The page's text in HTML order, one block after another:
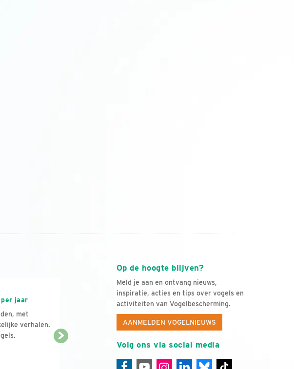
Op de hoogte blijven?
Meld je aan en ontvang nieuws,
inspiratie, acties en tips over vogels en
activiteiten van Vogelbescherming.
AANMELDEN VOGELNIEUWS
Volg ons via social media
jaar
met
verhalen.